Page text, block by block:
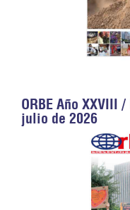
ORBE Año XXVIII
julio de 2026